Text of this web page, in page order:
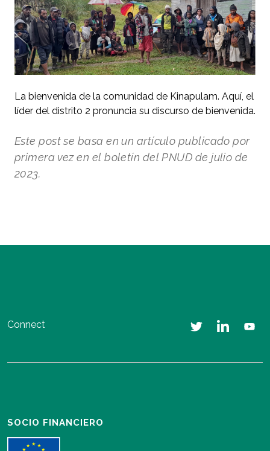
La bienvenida de la comunidad de Kinapulam. Aquí, el
líder del distrito 2 pronuncia su discurso de bienvenida.
Este post se basa en un artículo publicado por
primera vez en el boletín del PNUD de julio de
2023.
Connect
SOCIO FINANCIERO